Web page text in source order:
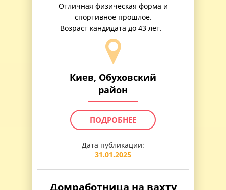
Отличная физическая форма и
спортивное прошлое.
Возраст кандидата до 43 лет.
Киев, Обуховский
район
ПОДРОБНЕЕ
Дата публикации:
31.01.2025
Домработница на вахту